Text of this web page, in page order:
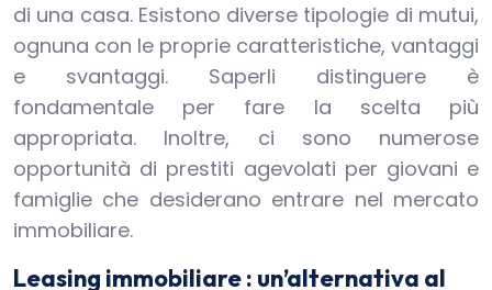
di una casa. Esistono diverse tipologie di mutui,
ognuna con le proprie caratteristiche, vantaggi
e svantaggi. Saperli distinguere è
fondamentale per fare la scelta più
appropriata. Inoltre, ci sono numerose
opportunità di prestiti agevolati per giovani e
famiglie che desiderano entrare nel mercato
immobiliare.
Leasing immobiliare : un’alternativa al